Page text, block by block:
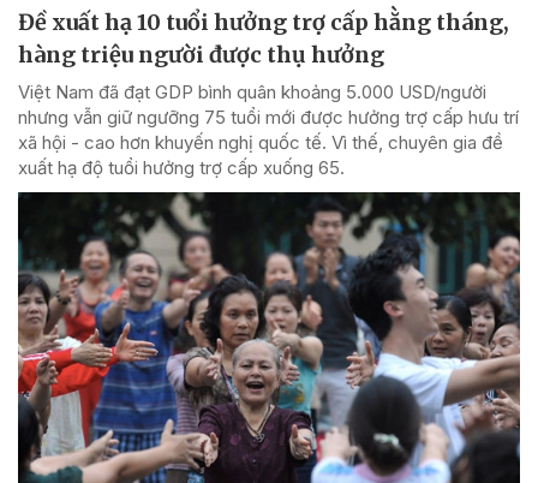
Đề xuất hạ 10 tuổi hưởng trợ cấp hằng tháng,
hàng triệu người được thụ hưởng
Việt Nam đã đạt GDP bình quân khoảng 5.000 USD/người
nhưng vẫn giữ ngưỡng 75 tuổi mới được hưởng trợ cấp hưu trí
xã hội - cao hơn khuyến nghị quốc tế. Vì thế, chuyên gia đề
xuất hạ độ tuổi hưởng trợ cấp xuống 65.